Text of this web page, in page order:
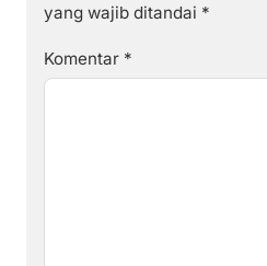
yang wajib ditandai *
Komentar *